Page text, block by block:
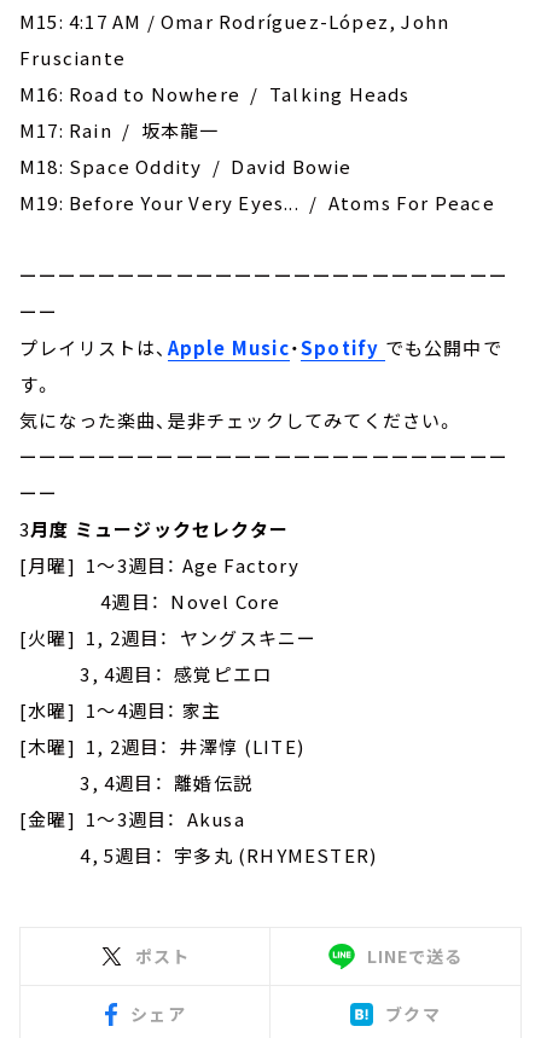
M15: 4:17 AM / Omar Rodríguez-López, John
Frusciante
M16: Road to Nowhere / Talking Heads
M17: Rain / 坂本龍一
M18: Space Oddity / David Bowie
M19: ‎Before Your Very Eyes... / Atoms For Peace
ーーーーーーーーーーーーーーーーーーーーーーーーー
ーー
プレイリストは、 Apple Music・Spotify でも公開中で
す。
気になった楽曲、是非チェックしてみてください。
ーーーーーーーーーーーーーーーーーーーーーーーーー
ーー
3月度 ミュージックセレクター
[月曜] 1～3週目： Age Factory
4週目： Novel Core
[火曜] 1, 2週目： ヤングスキニー
3, 4週目： 感覚ピエロ
[水曜] 1～4週目： 家主
[木曜] 1, 2週目： 井澤惇 (LITE)
3, 4週目： 離婚伝説
[金曜] 1～3週目： Akusa
4, 5週目： 宇多丸 (RHYMESTER)
ポスト LINEで送る
シェア ブクマ